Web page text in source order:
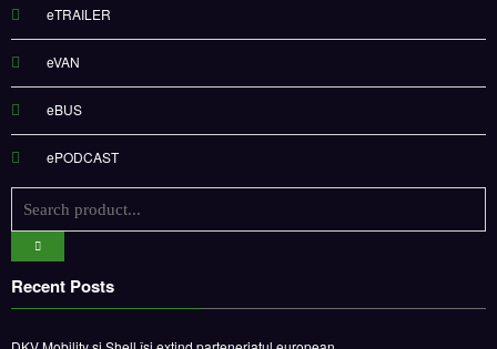
eTRAILER
eVAN
eBUS
ePODCAST
Recent Posts